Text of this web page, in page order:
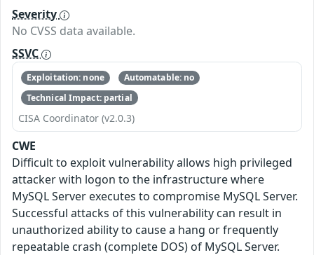
Severity
No CVSS data available.
SSVC
Exploitation: none
Automatable: no
Technical Impact: partial
CISA Coordinator (v2.0.3)
CWE
Difficult to exploit vulnerability allows high privileged
attacker with logon to the infrastructure where
MySQL Server executes to compromise MySQL Server.
Successful attacks of this vulnerability can result in
unauthorized ability to cause a hang or frequently
repeatable crash (complete DOS) of MySQL Server.